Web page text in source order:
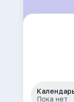
Пока нет